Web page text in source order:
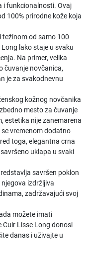
i funkcionalnosti. Ovaj
100% prirodne kože koja
od samo 100
lako staje u svaku
Na primer, velika
čuvanje novčanica,
je za svakodnevnu
kožnog novčanika
mesto za čuvanje
estetika nije zanemarena
vremenom dodatno
toga, elegantna crna
uklapa u svaki
savršen poklon
izdržljiva
zadržavajući svoj
možete imati
Cuir Lisse Long donosi
danas i uživajte u